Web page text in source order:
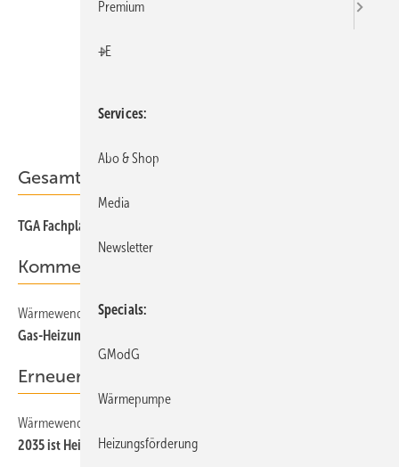
Gesamt-PDF der Ausgabe
TGA Fachplaner 04/2022 als PDF
Kommentar
Wärmewende
Gas-Heizungs-Ausstieg muss kommen
Erneuerbare Energien
Wärmewende
2035 ist Heizen ohne Öl und Gas möglich
Premium
+E
Services
Abo & Shop
Media
Newsletter
Specials
GModG
Wärmepumpe
Heizungsförderung